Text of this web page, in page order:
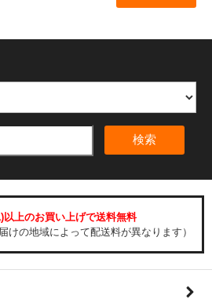
検索
以上のお買い上げで送料無料
けの地域によって配送料が異なります）